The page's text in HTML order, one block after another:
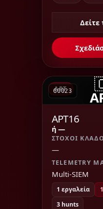
APT
G0023
APT16
ή —
ΣΤΌΧΟΙ
—
TELEMETRY
Multi-SIEM
1 εργαλεία
3 hunts